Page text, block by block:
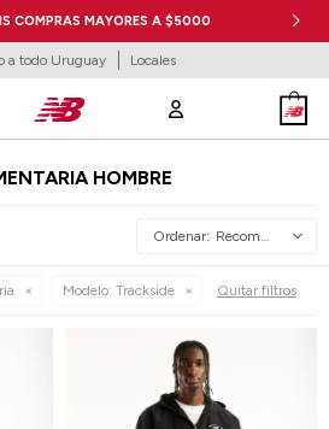
COMPRAS MAYORES A $5000
a todo Uruguay Locales
HOMBRE
Recomendados
Modelo: Trackside Quitar filtros